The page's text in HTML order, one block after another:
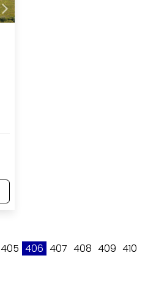
405 406 407 408 409 410